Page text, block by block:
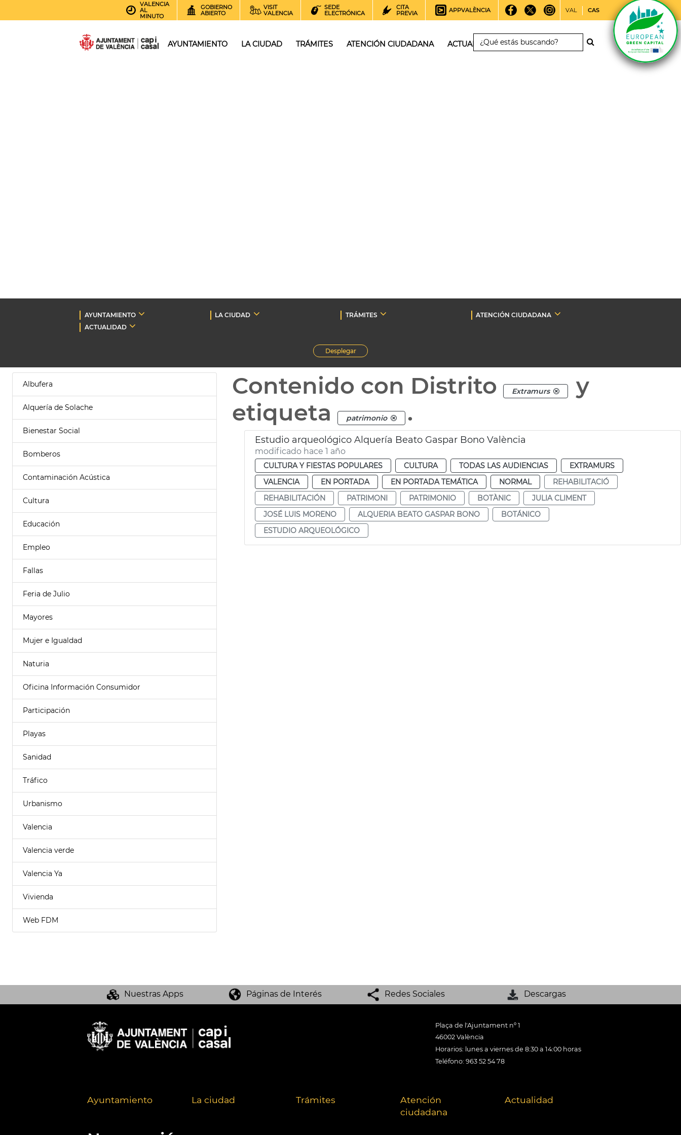
VALENCIA
AL
MINUTO
GOBIERNO
ABIERTO
VISIT
VALENCIA
SEDE
ELECTRÓNICA
CITA
PREVIA
APPVALÈNCIA VAL CAS
AYUNTAMIENTO LA CIUDAD TRÁMITES ATENCIÓN CIUDADANA ACTUALIDAD
AYUNTAMIENTO LA CIUDAD TRÁMITES
ATENCIÓN CIUDADANA
ACTUALIDAD
Desplegar
Albufera
Alquería de Solache
Bienestar Social
Bomberos
Contaminación Acústica
Cultura
Educación
Empleo
Fallas
Feria de Julio
Mayores
Mujer e Igualdad
Naturia
Oficina Información Consumidor
Participación
Playas
Sanidad
Tráfico
Urbanismo
Valencia
Valencia verde
Valencia Ya
Vivienda
Web FDM
Contenido con Distrito Extramurs
y
etiqueta
patrimonio .
Estudio arqueológico Alquería Beato Gaspar Bono València
modificado hace 1 año
CULTURA Y FIESTAS POPULARES CULTURA TODAS LAS AUDIENCIAS
EXTRAMURS
VALENCIA
EN PORTADA EN PORTADA TEMÁTICA NORMAL
REHABILITACIÓ
REHABILITACIÓN
PATRIMONI PATRIMONIO BOTÀNIC
JULIA CLIMENT
JOSÉ LUIS MORENO
ALQUERIA BEATO GASPAR BONO
BOTÁNICO
ESTUDIO ARQUEOLÓGICO
Nuestras Apps Páginas de Interés Redes Sociales Descargas
Plaça de l'Ajuntament nº 1
46002 València
Horarios: lunes a viernes de 8:30 a 14:00 horas
Teléfono: 963 52 54 78
Ayuntamiento La ciudad Trámites
Atención
ciudadana
Actualidad